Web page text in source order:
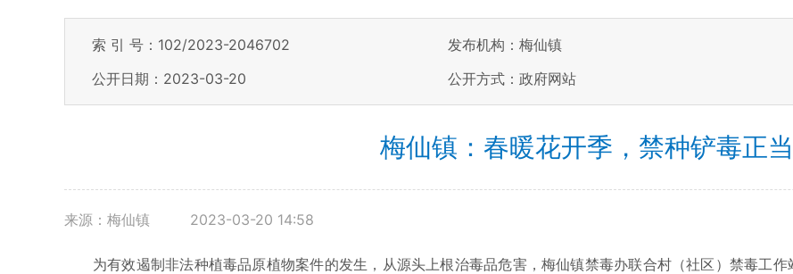
索 引 号：102/2023-2046702 发布机构：梅仙镇
公开日期：2023-03-20
公开方式：政府网站
梅仙镇：春暖花开季，禁种铲毒正
来源：梅仙镇 2023-03-20 14:58
为有效遏制非法种植毒品原植物案件的发生，从源头上根治毒品危害，梅仙镇禁毒办联合村（社区）禁毒工